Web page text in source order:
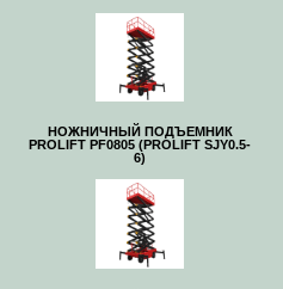
НОЖНИЧНЫЙ ПОДЪЕМНИК
PROLIFT PF0805 (PROLIFT SJY0.5-
6)